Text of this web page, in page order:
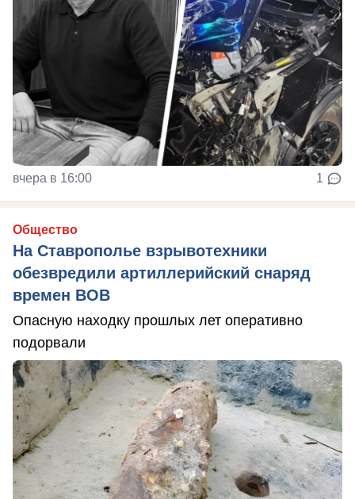
вчера в 16:00 1
Общество
На Ставрополье взрывотехники
обезвредили артиллерийский снаряд
времен ВОВ
Опасную находку прошлых лет оперативно
подорвали